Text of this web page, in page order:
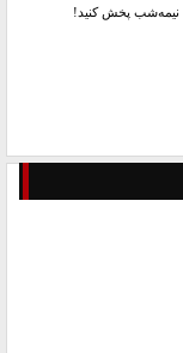
پخش کنید!